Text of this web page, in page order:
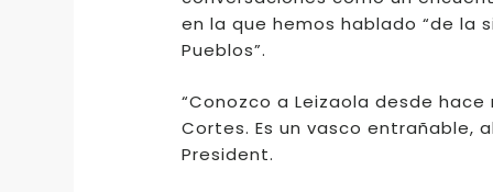
en la que hemos hablado “de
Pueblos”.
“Conozco a Leizaola desde
Cortes. Es un vasco entrañable,
President.